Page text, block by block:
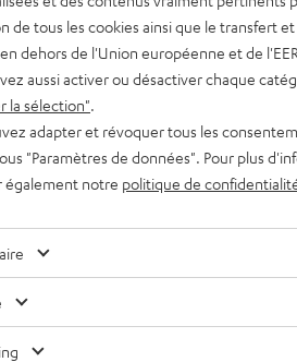
audio supérieure
pouvant sonoriser des
de basses, pour une
sonore en mesure de
haut au profit d’un son
audio HD, Multiroom)
TV, ARC pour
haut, possibilité de
de tous les cookies ainsi que le transfert
dehors de l'Union européenne et de
aussi activer ou désactiver chaque
la sélection"
adapter et révoquer tous les
"Paramètres de données". Pour plus
également notre politique de